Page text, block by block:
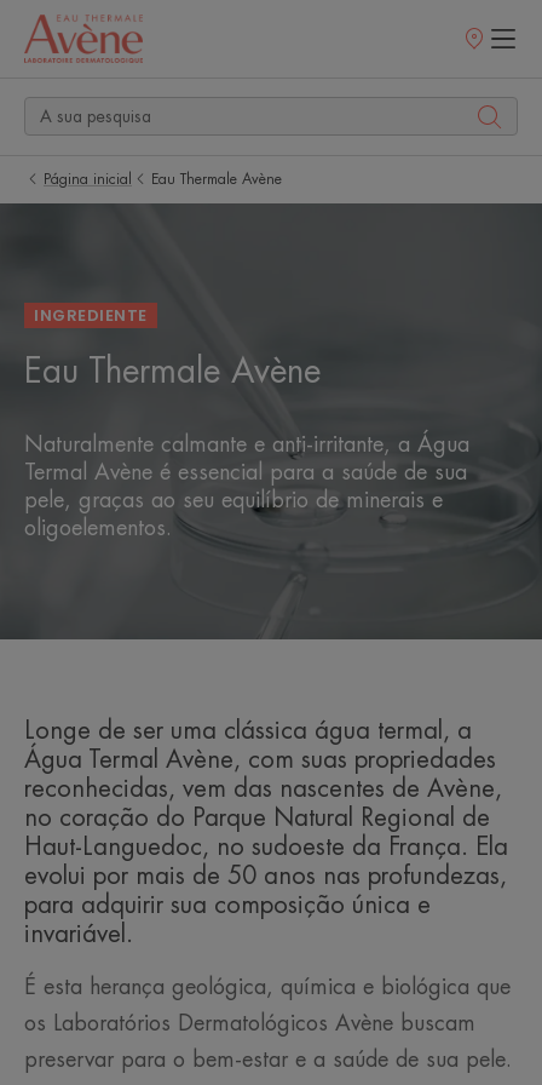
Pontos
Página inicial Eau Thermale Avène
INGREDIENTE
Eau Thermale Avène
Naturalmente calmante e anti-irritante, a Água
Termal Avène é essencial para a saúde de sua
pele, graças ao seu equilíbrio de minerais e
oligoelementos.
Longe de ser uma clássica água termal, a
Água Termal Avène, com suas propriedades
reconhecidas, vem das nascentes de Avène,
no coração do Parque Natural Regional de
Haut-Languedoc, no sudoeste da França. Ela
evolui por mais de 50 anos nas profundezas,
para adquirir sua composição única e
invariável.
É esta herança geológica, química e biológica que
os Laboratórios Dermatológicos Avène buscam
preservar para o bem-estar e a saúde de sua pele.